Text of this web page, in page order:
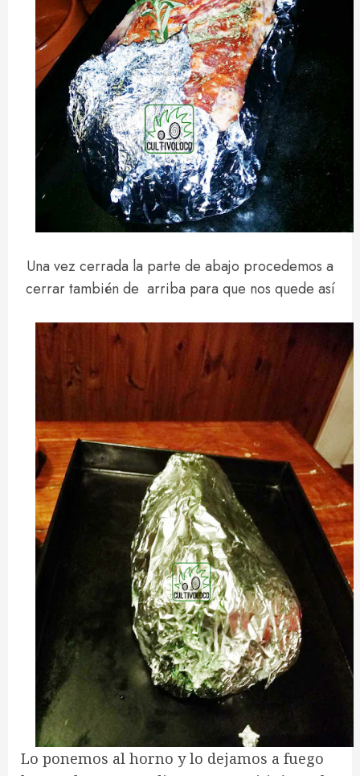
Una vez cerrada la parte de abajo procedemos a
cerrar también de arriba para que nos quede así
Lo ponemos al horno y lo dejamos a fuego